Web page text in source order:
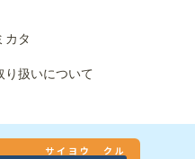
カタ
り扱いについて
サイヨウ クル